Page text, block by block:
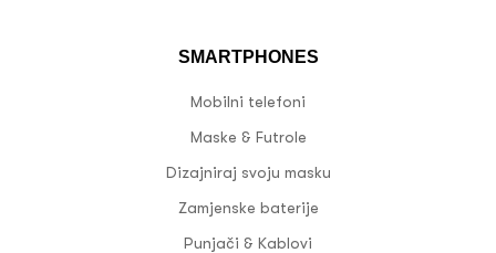
SMARTPHONES
Mobilni telefoni
Maske & Futrole
Dizajniraj svoju masku
Zamjenske baterije
Punjači & Kablovi